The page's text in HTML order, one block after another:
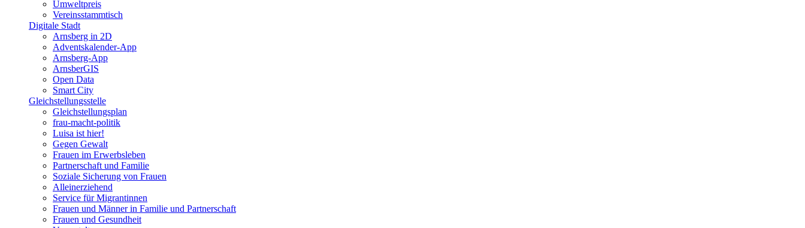
Umweltpreis
Vereinsstammtisch
Digitale Stadt
Arnsberg in 2D
Adventskalender-App
Arnsberg-App
ArnsberGIS
Open Data
Smart City
Gleichstellungsstelle
Gleichstellungsplan
frau-macht-politik
Luisa ist hier!
Gegen Gewalt
Frauen im Erwerbsleben
Partnerschaft und Familie
Soziale Sicherung von Frauen
Alleinerziehend
Service für Migrantinnen
Frauen und Männer in Familie und Partnerschaft
Frauen und Gesundheit